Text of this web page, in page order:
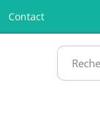
Contact